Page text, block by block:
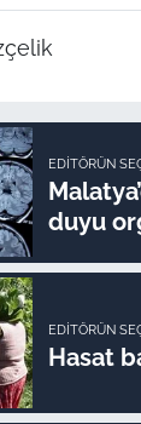
EDITÖRÜN
duyu
EDITÖRÜN
Hasat